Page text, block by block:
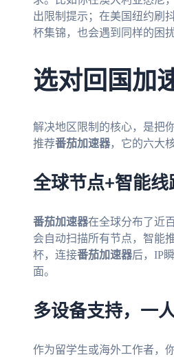
出限制提示；在美国纽约刷
杯集锦，也会遇到同样的困
选对回国加
解决地区限制的核心，是把
推荐番茄加速器，它的六大
全球节点+智能
番茄加速器在全球分布了近
会自动扫描所有节点，智能
杯，连接番茄加速器后，IP
面。
多设备支持，一
作为留学生或海外工作者，